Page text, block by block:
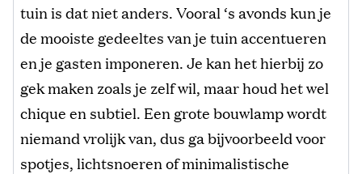
tuin is dat niet anders. Vooral ‘s avonds kun je
de mooiste gedeeltes van je tuin accentueren
en je gasten imponeren. Je kan het hierbij zo
gek maken zoals je zelf wil, maar houd het wel
chique en subtiel. Een grote bouwlamp wordt
niemand vrolijk van, dus ga bijvoorbeeld voor
spotjes, lichtsnoeren of minimalistische